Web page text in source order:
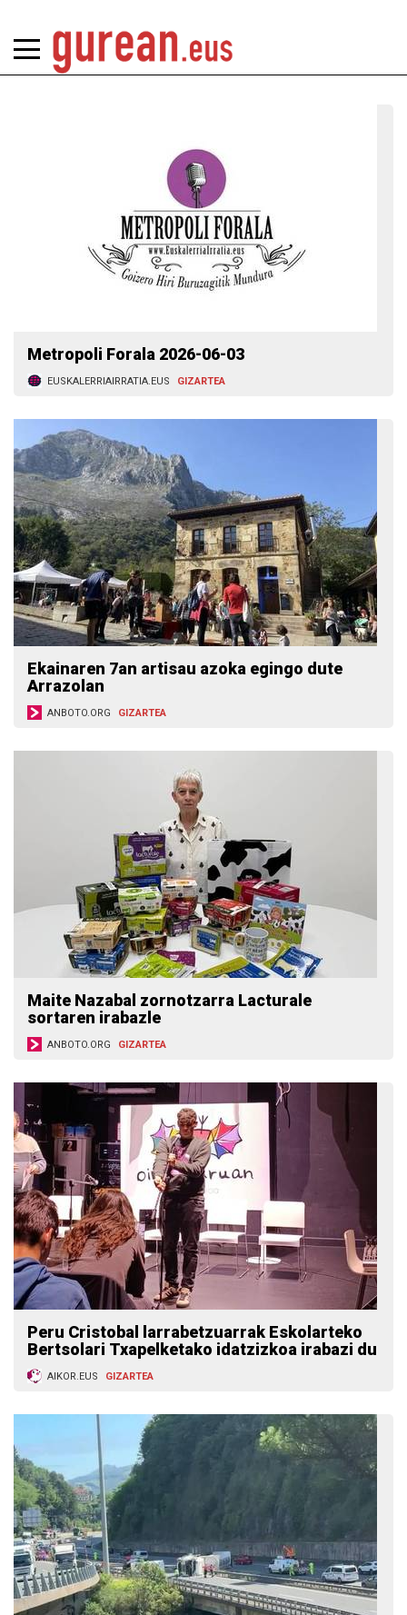
Metropoli Forala 2026-06-03
EUSKALERRIAIRRATIA.EUS GIZARTEA
Ekainaren 7an artisau azoka egingo dute
Arrazolan
ANBOTO.ORG GIZARTEA
Maite Nazabal zornotzarra Lacturale
sortaren irabazle
ANBOTO.ORG GIZARTEA
Peru Cristobal larrabetzuarrak Eskolarteko
Bertsolari Txapelketako idatzizkoa irabazi du
AIKOR.EUS GIZARTEA